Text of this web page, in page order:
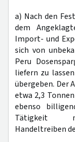
a) Nach den
dem
Import- und
sich von
Peru
liefern zu
übergeben. Der
etwa 2,3
ebenso
Tätigkeit
Handeltreiben